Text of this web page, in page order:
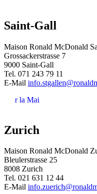
Saint-Gall
Maison Ronald McDonald
Grossackerstrasse 7
9000 Saint-Gall
Tel. 071 243 79 11
E-Mail
Voir la Maison
Zurich
Maison Ronald McDonald
Bleulerstrasse 25
8008 Zurich
Tel. 021 631 12 44
E-Mail